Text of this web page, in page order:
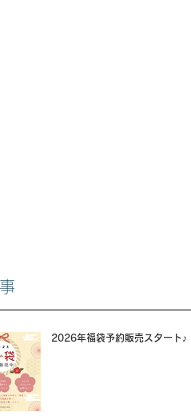
2026年福袋予約販売スタート♪